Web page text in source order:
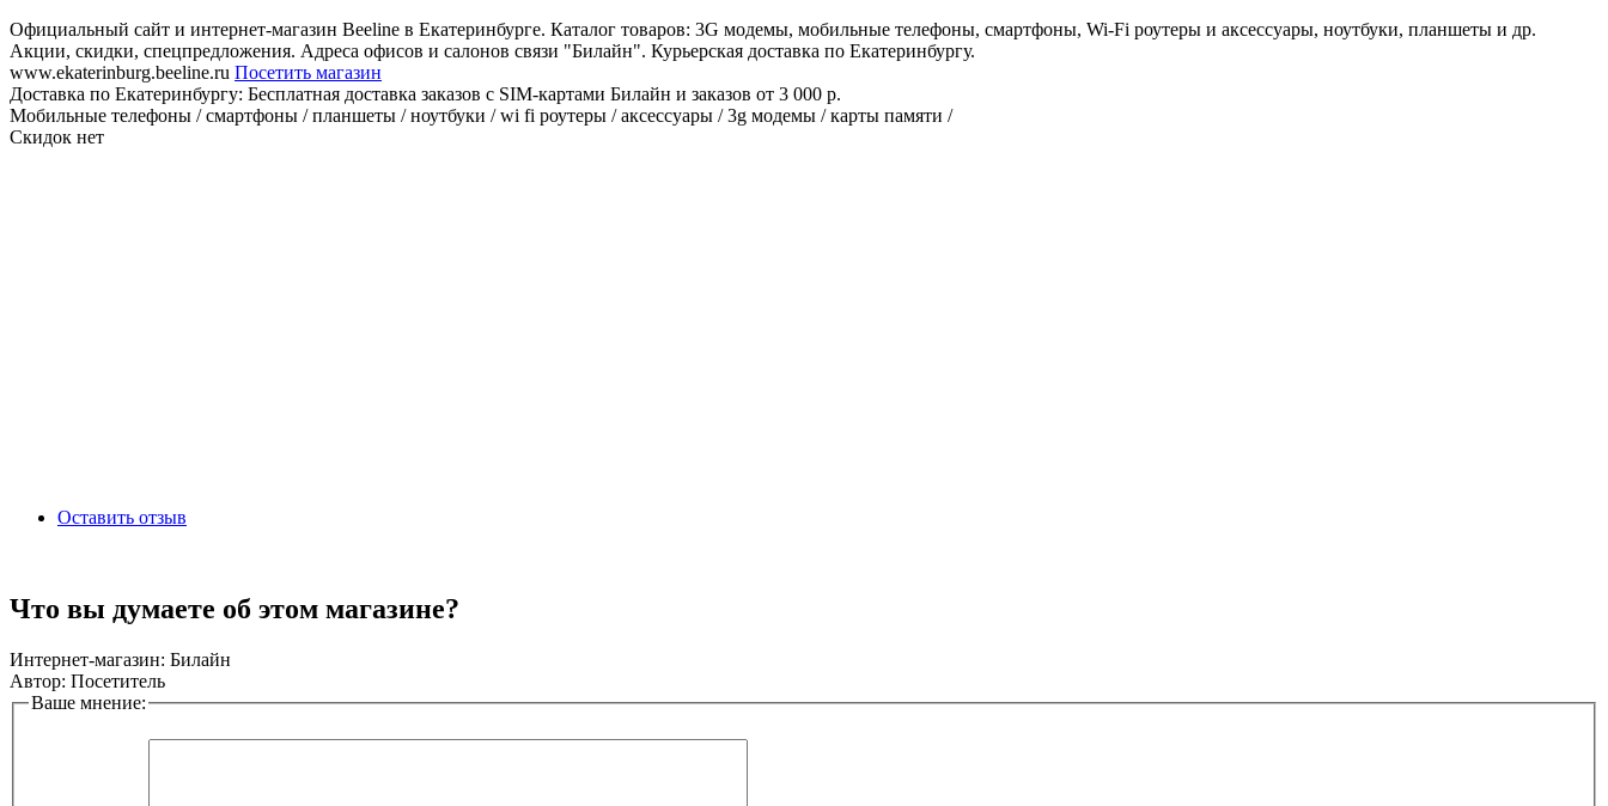
Официальный сайт и интернет-магазин Beeline в Екатеринбурге. Каталог товаров: 3G модемы, мобильные телефоны, смартфоны, Wi-Fi роутеры и аксессуары, ноутбуки, планшеты и др.
Акции, скидки, спецпредложения. Адреса офисов и салонов связи "Билайн". Курьерская доставка по Екатеринбургу.
www.ekaterinburg.beeline.ru Посетить магазин
Доставка по Екатеринбургу: Бесплатная доставка заказов с SIM-картами Билайн и заказов от 3 000 р.
Мобильные телефоны / смартфоны / планшеты / ноутбуки / wi fi роутеры / аксессуары / 3g модемы / карты памяти /
Скидок нет
Оставить отзыв
Что вы думаете об этом магазине?
Интернет-магазин: Билайн
Автор: Посетитель
Ваше мнение: